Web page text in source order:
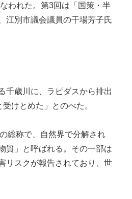
われた。第3回は「国策・半
江別市議会議員の干場芳子氏
千歳川に、ラピダスから排出
けとめた」とのべた。
総称で、自然界で分解され
質」と呼ばれる。その一部は
リスクが報告されており、世